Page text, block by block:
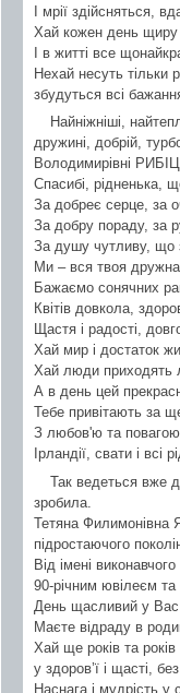
І мрії здійсняться,
Хай кожен день щиру
І в житті все
Нехай несуть тільки
збудуться всі
Найніжніші,
дружині, добрій,
Володимирівні
Спасибі, рідненька,
За добреє серце, за
За добру пораду, за
За душу чутливу, що
Ми – вся твоя
Бажаємо сонячних
Квітів довкола,
Щастя і радості,
Хай мир і достаток
Хай люди приходять
А в день цей
Тебе привітають за
З любов'ю та повагою
Ірландії, свати і всі
Так ведеться вже
зробила.
Тетяна
підростаючого
Від імені
90-річним ювілеєм та
День щасливий у Вас
Маєте відраду в
Хай ще років та
у здоров’ї і щасті,
Наснага і мудрість у